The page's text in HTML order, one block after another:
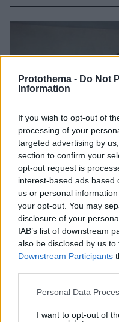
Protothema - Do Not
Information
If you wish to opt-out of
processing of your
targeted advertising by
section to confirm your
opt-out request is
interest-based ads based
us or personal
your opt-out. You may
disclosure of your
IAB’s list of downstream
also be disclosed by us
Downstream Participants
Please note that this
not limited to your visit or
Personal Data
I want to opt-out of
Χόρχε Μέσι: Ο